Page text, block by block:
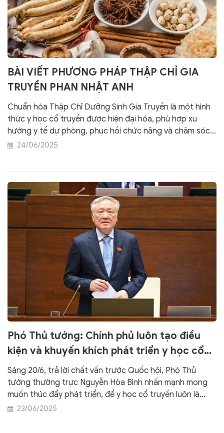
BÀI VIẾT PHƯƠNG PHÁP THẬP CHỈ GIA
TRUYỀN PHAN NHẬT ANH
Chuẩn hóa Thập Chỉ Dưỡng Sinh Gia Truyền là một hình
thức y học cổ truyền được hiện đại hóa, phù hợp xu
hướng y tế dự phòng, phục hồi chức năng và chăm sóc
chủ động. Phương pháp này xứng đáng được ghi nhận,
24/06/2025
Phó Thủ tướng: Chính phủ luôn tạo điều
kiện và khuyến khích phát triển y học cổ
truyền
Sáng 20/6, trả lời chất vấn trước Quốc hội, Phó Thủ
tướng thường trực Nguyễn Hòa Bình nhấn mạnh mong
muốn thúc đẩy phát triển, để y học cổ truyền luôn là
niềm tự hào của đất nước và dân tộc, cả trong quá khứ
23/06/2025